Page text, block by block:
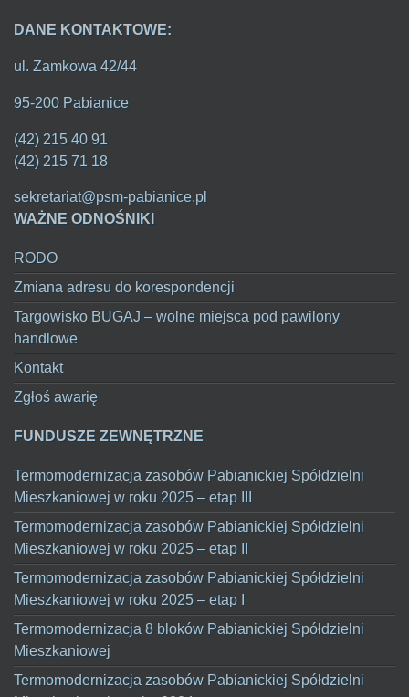
DANE KONTAKTOWE:
ul. Zamkowa 42/44
95-200 Pabianice
(42) 215 40 91
(42) 215 71 18
sekretariat@psm-pabianice.pl
WAŻNE ODNOŚNIKI
RODO
Zmiana adresu do korespondencji
Targowisko BUGAJ – wolne miejsca pod pawilony
handlowe
Kontakt
Zgłoś awarię
FUNDUSZE ZEWNĘTRZNE
Termomodernizacja zasobów Pabianickiej Spółdzielni
Mieszkaniowej w roku 2025 – etap III
Termomodernizacja zasobów Pabianickiej Spółdzielni
Mieszkaniowej w roku 2025 – etap II
Termomodernizacja zasobów Pabianickiej Spółdzielni
Mieszkaniowej w roku 2025 – etap I
Termomodernizacja 8 bloków Pabianickiej Spółdzielni
Mieszkaniowej
Termomodernizacja zasobów Pabianickiej Spółdzielni